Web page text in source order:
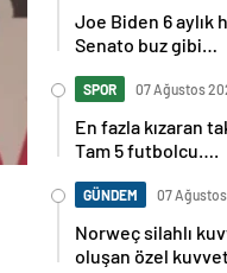
Joe Biden 6 aylık
Senato buz gibi…
SPOR 07 Ağustos
En fazla kızaran
Tam 5 futbolcu….
GÜNDEM 07
Norweç silahlı
oluşan özel